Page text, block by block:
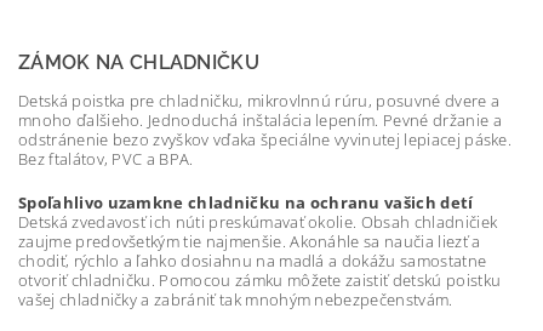
ZÁMOK NA CHLADNIČKU
Detská poistka pre chladničku, mikrovlnnú rúru, posuvné dvere a
mnoho ďalšieho. Jednoduchá inštalácia lepením. Pevné držanie a
odstránenie bezo zvyškov vďaka špeciálne vyvinutej lepiacej páske.
Bez ftalátov, PVC a BPA.
Spoľahlivo uzamkne chladničku na ochranu vašich detí
Detská zvedavosť ich núti preskúmavať okolie. Obsah chladničiek
zaujme predovšetkým tie najmenšie. Akonáhle sa naučia liezť a
chodiť, rýchlo a ľahko dosiahnu na madlá a dokážu samostatne
otvoriť chladničku. Pomocou zámku môžete zaistiť detskú poistku
vašej chladničky a zabrániť tak mnohým nebezpečenstvám.